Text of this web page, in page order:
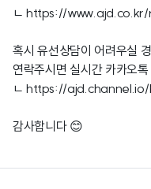
ㄴhttps://
혹시 유선상담이 어려우실
연락주시면 실시간 카카오
ㄴhttps://
감사합니다 😊